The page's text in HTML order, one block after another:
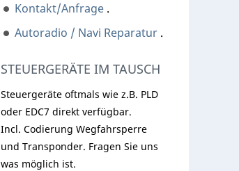
Kontakt/Anfrage .
Autoradio / Navi Reparatur .
STEUERGERÄTE IM TAUSCH
Steuergeräte oftmals wie z.B. PLD
oder EDC7 direkt verfügbar.
Incl. Codierung Wegfahrsperre
und Transponder. Fragen Sie uns
was möglich ist.